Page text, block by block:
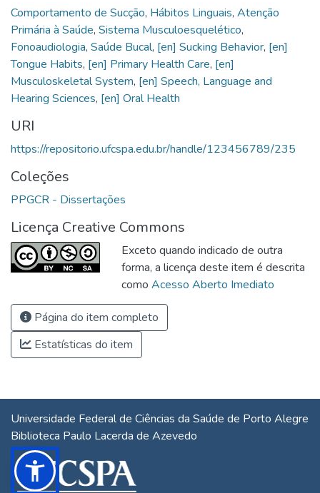
Comportamento de Sucção, Hábitos Linguais, Atenção
Primária à Saúde, Sistema Musculoesquelético,
Fonoaudiologia, Saúde Bucal, [en] Sucking Behavior, [en]
Tongue Habits, [en] Primary Health Care, [en]
Musculoskeletal System, [en] Speech, Language and
Hearing Sciences, [en] Oral Health
URI
https://repositorio.ufcspa.edu.br/handle/123456789/235
Coleções
PPGCR - Dissertações
Licença Creative Commons
Exceto quando indicado de outra
forma, a licença deste item é descrita
como Acesso Aberto Imediato
Página do item completo
Estatísticas do item
Universidade Federal de Ciências da Saúde de Porto Alegre
Biblioteca Paulo Lacerda de Azevedo